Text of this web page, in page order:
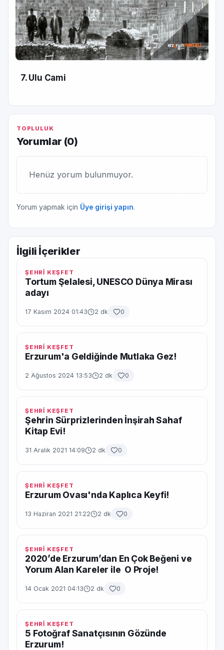
7. Ulu Cami
TOPLULUK
Yorumlar (0)
Henüz yorum bulunmuyor.
Yorum yapmak için Üye girişi yapın.
İlgili İçerikler
ŞEHRİ KEŞFET
Tortum Şelalesi, UNESCO Dünya Mirası
adayı
17 Kasım 2024 01:43 2 dk 0
ŞEHRİ KEŞFET
Erzurum'a Geldiğinde Mutlaka Gez!
2 Ağustos 2024 13:53 2 dk 0
ŞEHRİ KEŞFET
Şehrin Sürprizlerinden İnşirah Sahaf
Kitap Evi!
31 Aralık 2021 14:09 2 dk 0
ŞEHRİ KEŞFET
Erzurum Ovası'nda Kaplıca Keyfi!
13 Haziran 2021 21:22 2 dk 0
ŞEHRİ KEŞFET
2020’de Erzurum’dan En Çok Beğeni ve
Yorum Alan Kareler ile O Proje!
14 Ocak 2021 04:13 2 dk 0
ŞEHRİ KEŞFET
5 Fotoğraf Sanatçısının Gözünde
Erzurum!